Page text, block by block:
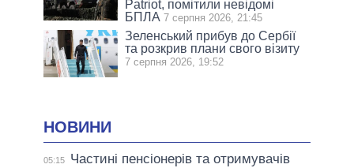
Patriot, помітили невідомі
БПЛА 7 серпня 2026, 21:45
Зеленський прибув до Сербії
та розкрив плани свого візиту
7 серпня 2026, 19:52
НОВИНИ
05:15
Частині пенсіонерів та отримувачів